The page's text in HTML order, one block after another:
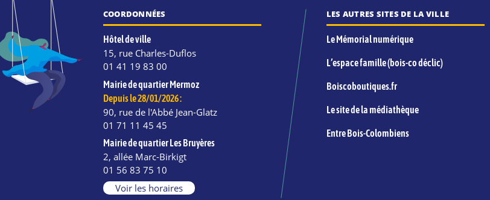
COORDONNÉES
Hôtel de ville
15, rue Charles-Duflos
01 41 19 83 00
Mairie de quartier Mermoz
Depuis le 28/01/2026 :
90, rue de l'Abbé Jean-Glatz
01 71 11 45 45
Mairie de quartier Les Bruyères
2, allée Marc-Birkigt
01 56 83 75 10
Voir les horaires
LES AUTRES SITES DE LA VILLE
Le Mémorial numérique
L’espace famille (bois-co déclic)
Boiscoboutiques.fr
Le site de la médiathèque
Entre Bois-Colombiens